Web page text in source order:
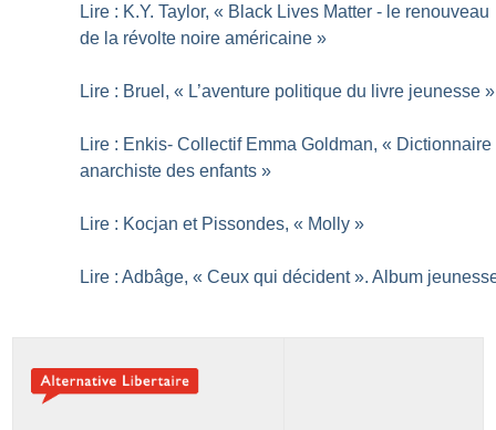
Lire : K.Y. Taylor, « Black Lives Matter - le renouveau
de la révolte noire américaine »
Lire : Bruel, « L’aventure politique du livre jeunesse »
Lire : Enkis- Collectif Emma Goldman, « Dictionnaire
anarchiste des enfants »
Lire : Kocjan et Pissondes, « Molly »
Lire : Adbâge, « Ceux qui décident ». Album